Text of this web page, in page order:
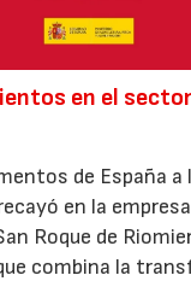
en el sector
de España a
en la
Roque de
combina la